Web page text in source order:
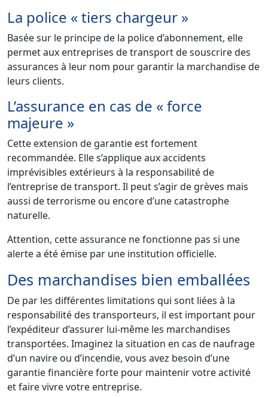
La police « tiers chargeur »
Basée sur le principe de la police d’abonnement, elle
permet aux entreprises de transport de souscrire des
assurances à leur nom pour garantir la marchandise de
leurs clients.
L’assurance en cas de « force
majeure »
Cette extension de garantie est fortement
recommandée. Elle s’applique aux accidents
imprévisibles extérieurs à la responsabilité de
l’entreprise de transport. Il peut s’agir de grèves mais
aussi de terrorisme ou encore d’une catastrophe
naturelle.
Attention, cette assurance ne fonctionne pas si une
alerte a été émise par une institution officielle.
Des marchandises bien emballées
De par les différentes limitations qui sont liées à la
responsabilité des transporteurs, il est important pour
l’expéditeur d’assurer lui-même les marchandises
transportées. Imaginez la situation en cas de naufrage
d’un navire ou d’incendie, vous avez besoin d’une
garantie financière forte pour maintenir votre activité
et faire vivre votre entreprise.